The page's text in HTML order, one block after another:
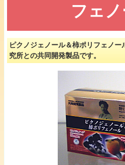
フェ
ピクノジェノール＆柿ポリフェノ
究所との共同開発製品です。